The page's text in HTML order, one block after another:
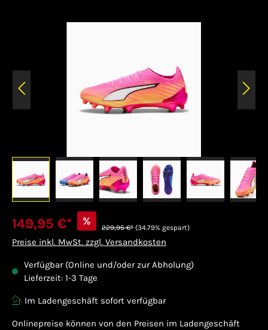
149,95 €* % 229,95 €* (34.79% gespart)
Preise inkl. MwSt. zzgl. Versandkosten
Verfügbar (Online und/oder zur Abholung)
Lieferzeit: 1-3 Tage
Im Ladengeschäft sofort verfügbar
Onlinepreise können von den Preisen im Ladengeschäft